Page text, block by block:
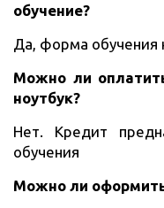
обучение?
Да, форма обучения
Можно ли
ноутбук?
Нет. Кредит
обучения
Можно ли